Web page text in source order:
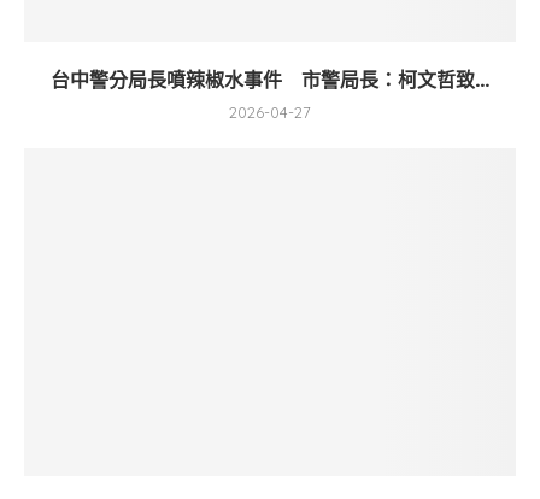
台中警分局長噴辣椒水事件 市警局長：柯文哲致...
2026-04-27